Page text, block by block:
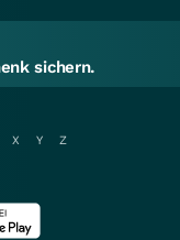
sichern.
X Y
Z